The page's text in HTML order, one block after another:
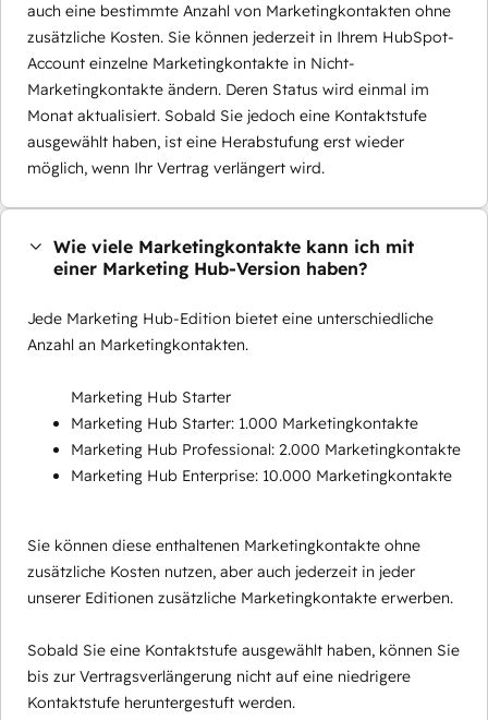
auch eine bestimmte Anzahl von Marketingkontakten ohne
zusätzliche Kosten. Sie können jederzeit in Ihrem HubSpot-
Account einzelne Marketingkontakte in Nicht-
Marketingkontakte ändern. Deren Status wird einmal im
Monat aktualisiert. Sobald Sie jedoch eine Kontaktstufe
ausgewählt haben, ist eine Herabstufung erst wieder
möglich, wenn Ihr Vertrag verlängert wird.
Wie viele Marketingkontakte kann ich mit
einer Marketing Hub-Version haben?
Jede Marketing Hub-Edition bietet eine unterschiedliche
Anzahl an Marketingkontakten.
Marketing Hub Starter
Marketing Hub Starter: 1.000 Marketingkontakte
Marketing Hub Professional: 2.000 Marketingkontakte
Marketing Hub Enterprise: 10.000 Marketingkontakte
Sie können diese enthaltenen Marketingkontakte ohne
zusätzliche Kosten nutzen, aber auch jederzeit in jeder
unserer Editionen zusätzliche Marketingkontakte erwerben.
Sobald Sie eine Kontaktstufe ausgewählt haben, können Sie
bis zur Vertragsverlängerung nicht auf eine niedrigere
Kontaktstufe heruntergestuft werden.